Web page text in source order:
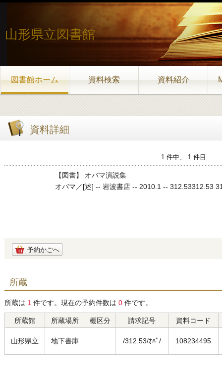
山形県立図書館
図書館ホーム 資料検索 資料紹介
資料詳細
1 件中、 1 件目
【図書】 オバマ演説集
オバマ／[述] -- 岩波書店 -- 2010.1 -- 312.53312.53
予約かごへ
所蔵
所蔵は 1 件です。現在の予約件数は 0 件です。
所蔵館 所蔵場所 棚区分 請求記号 資料コード
山形県立 地下書庫 /312.53/ｵﾊﾞ/ 108234495